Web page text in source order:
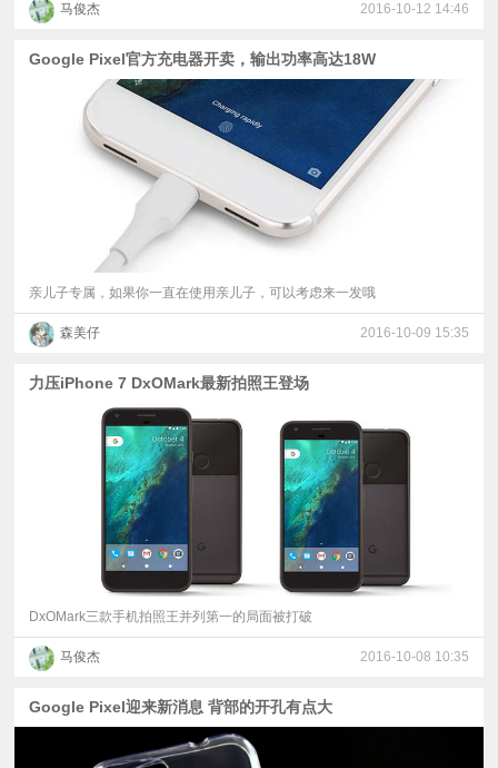
马俊杰 2016-10-12 14:46
Google Pixel官方充电器开卖，输出功率高达18W
亲儿子专属，如果你一直在使用亲儿子，可以考虑来一发哦
森美仔 2016-10-09 15:35
力压iPhone 7 DxOMark最新拍照王登场
DxOMark三款手机拍照王并列第一的局面被打破
马俊杰 2016-10-08 10:35
Google Pixel迎来新消息 背部的开孔有点大